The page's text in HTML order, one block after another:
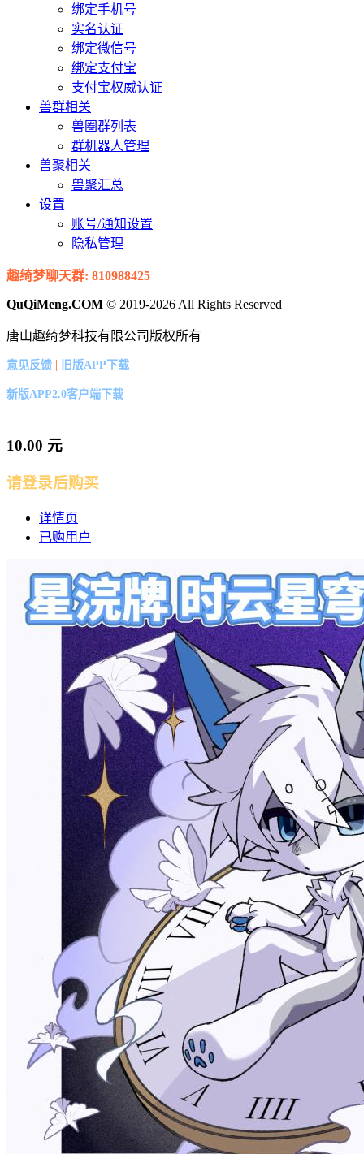
绑定手机号
实名认证
绑定微信号
绑定支付宝
支付宝权威认证
兽群相关
兽圈群列表
群机器人管理
兽聚相关
兽聚汇总
设置
账号/通知设置
隐私管理
趣绮梦聊天群: 810988425
QuQiMeng.COM © 2019-2026 All Rights Reserved
唐山趣绮梦科技有限公司版权所有
意见反馈 | 旧版APP下载
新版APP2.0客户端下载
10.00 元
请登录后购买
详情页
已购用户